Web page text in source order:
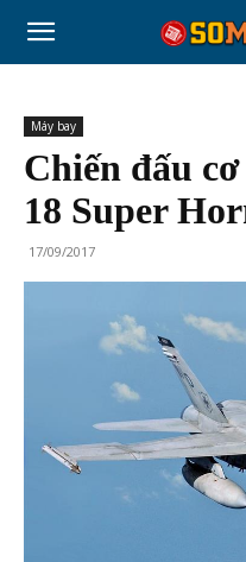
Máy bay
Chiến đấu
18 Super
17/09/2017